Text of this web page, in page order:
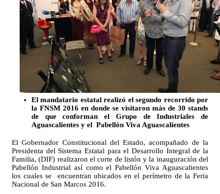
El mandatario estatal realizó el segundo recorrido por
la FNSM 2016 en donde se visitaron más de 30 stands
de que conforman el Grupo de Industriales de
Aguascalientes y el  Pabellón Viva Aguascalientes
El Gobernador Constitucional del Estado, acompañado de la
Presidenta del Sistema Estatal para el Desarrollo Integral de la
Familia, (DIF) realizaron el corte de listón y la inauguración del
Pabellón Industrial así como el Pabellón Viva Aguascalientes
los cuales se  encuentran ubicados en el perímetro de la Feria
Nacional de San Marcos 2016.